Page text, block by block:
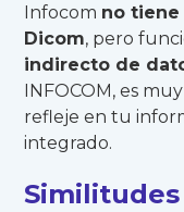
Infocom no
Dicom, pero
indirecto de
INFOCOM, es
refleje en tu
integrado.